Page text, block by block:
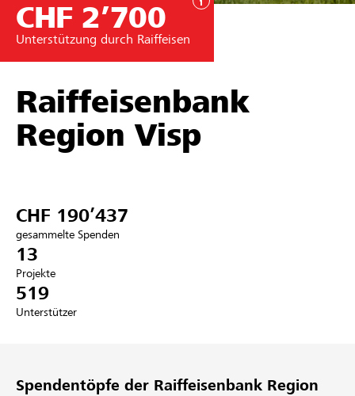
Unterstützen
Hilfe & Support
Partner / Raiffeisenbank
Anmelden
Registrieren
Projekte und Organisationen finden
CHF 2’700
Unterstützung durch Raiffeisen
Raiffeisenbank
Region Visp
CHF 190’437
gesammelte Spenden
13
Projekte
519
Unterstützer
Spendentöpfe der Raiffeisenbank Region